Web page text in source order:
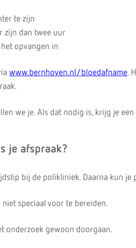
te zijn
zijn dan twee uur
opvangen in
www.bernhoven.nl/bloedafname.
we je. Als dat nodig is, krijg je
je afspraak?
bij de polikliniek. Daarna kun je
speciaal voor te bereiden.
onderzoek gewoon doorgaan.